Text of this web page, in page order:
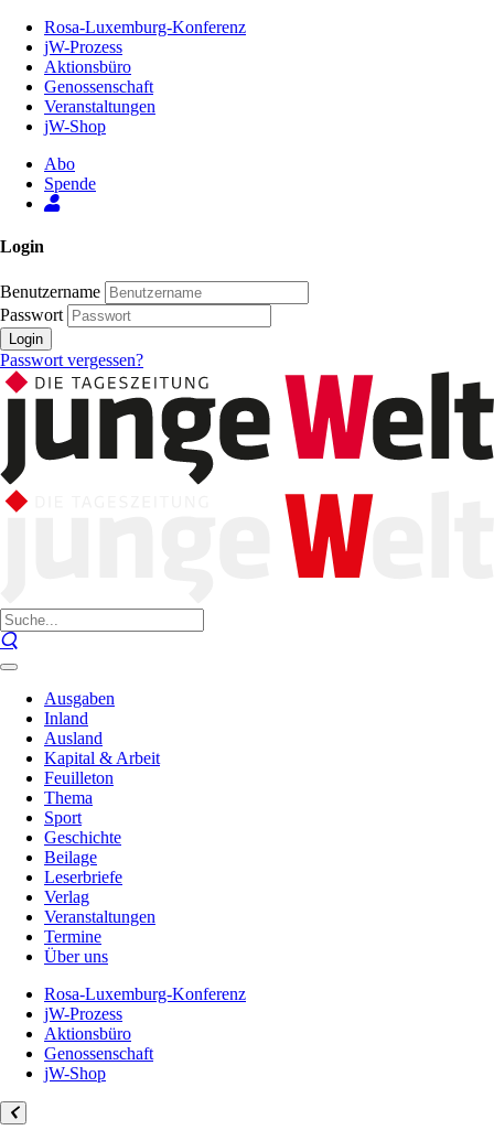
Inhalt
Seite
Rosa-Luxemburg-Konferenz
jW-Prozess
Aktionsbüro
Genossenschaft
Veranstaltungen
jW-Shop
Abo
Spende
Login
Benutzername
Passwort
Login
Passwort vergessen?
Ausgaben
Inland
Ausland
Kapital & Arbeit
Feuilleton
Thema
Sport
Geschichte
Beilage
Leserbriefe
Verlag
Veranstaltungen
Termine
Über uns
Rosa-Luxemburg-Konferenz
jW-Prozess
Aktionsbüro
Genossenschaft
jW-Shop